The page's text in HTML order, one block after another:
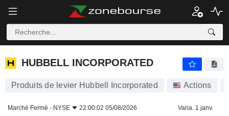
HUBBELL INCORPORATED
HUBBELL INCORPORATED
Produits de levier Hubbell Incorporated Actions
Marché Fermé - NYSE 22:00:02 05/08/2026 Varia. 1 janv.